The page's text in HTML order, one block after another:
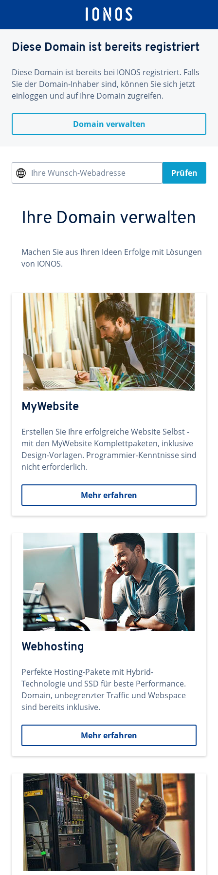
Diese Domain ist bereits registriert
Diese Domain ist bereits bei IONOS registriert. Falls
Sie der Domain-Inhaber sind, können Sie sich jetzt
einloggen und auf Ihre Domain zugreifen.
Domain verwalten
Ihre Wunsch-Webadresse Prüfen
Ihre Domain verwalten
Machen Sie aus Ihren Ideen Erfolge mit Lösungen
von IONOS.
MyWebsite
Erstellen Sie Ihre erfolgreiche Website Selbst -
mit den MyWebsite Komplettpaketen, inklusive
Design-Vorlagen. Programmier-Kenntnisse sind
nicht erforderlich.
Mehr erfahren
Webhosting
Perfekte Hosting-Pakete mit Hybrid-
Technologie und SSD für beste Performance.
Domain, unbegrenzter Traffic und Webspace
sind bereits inklusive.
Mehr erfahren